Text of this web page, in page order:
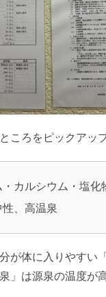
ころをピックアッ
カルシウム・塩化
、高温泉
が体に入りやすい
」は源泉の温度が